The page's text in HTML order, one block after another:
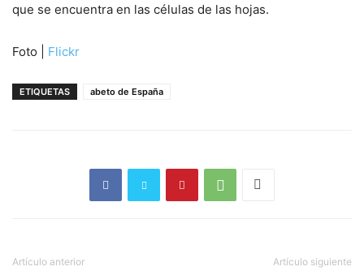
que se encuentra en las células de las hojas.
Foto | Flickr
ETIQUETAS abeto de España
Artículo anterior Artículo siguiente